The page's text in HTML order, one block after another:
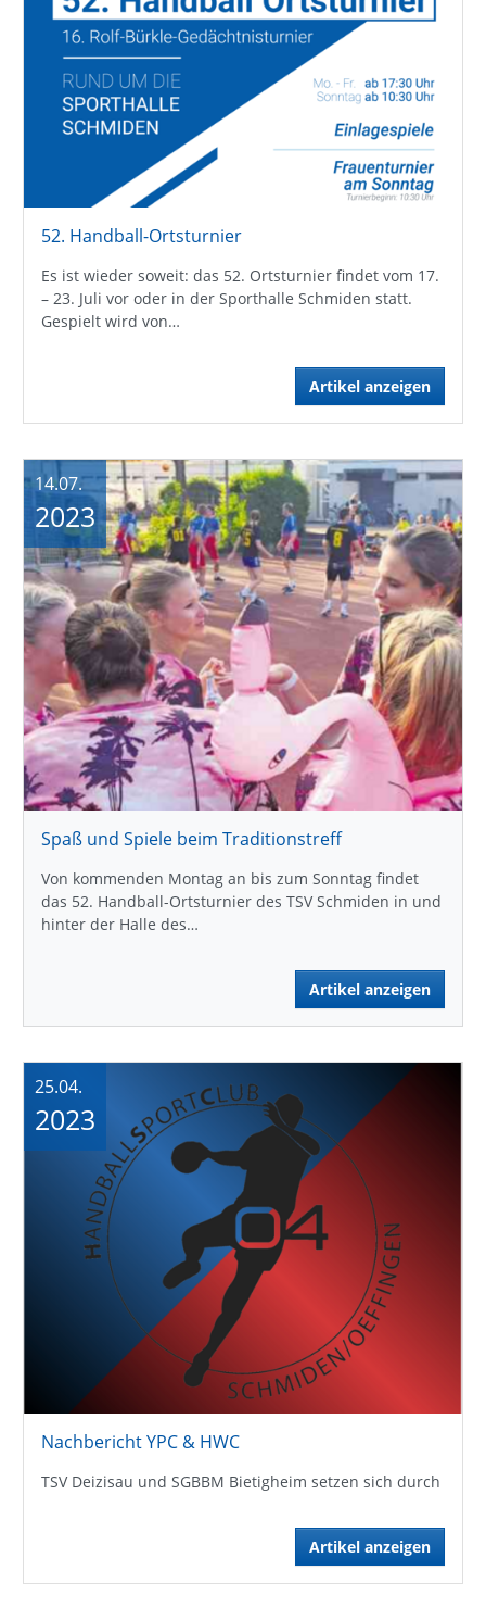
52. Handball-Ortsturnier
Es ist wieder soweit: das 52. Ortsturnier findet vom 17.
– 23. Juli vor oder in der Sporthalle Schmiden statt.
Gespielt wird von…
Artikel anzeigen
Spaß und Spiele beim Traditionstreff
Von kommenden Montag an bis zum Sonntag findet
das 52. Handball-Ortsturnier des TSV Schmiden in und
hinter der Halle des…
Artikel anzeigen
14.07.
2023
Nachbericht YPC & HWC
TSV Deizisau und SGBBM Bietigheim setzen sich durch
Artikel anzeigen
25.04.
2023